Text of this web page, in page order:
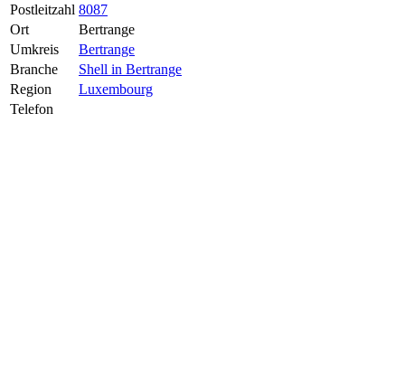
Postleitzahl 8087
Ort
Bertrange
Umkreis
Bertrange
Branche
Shell in Bertrange
Region
Luxembourg
Telefon